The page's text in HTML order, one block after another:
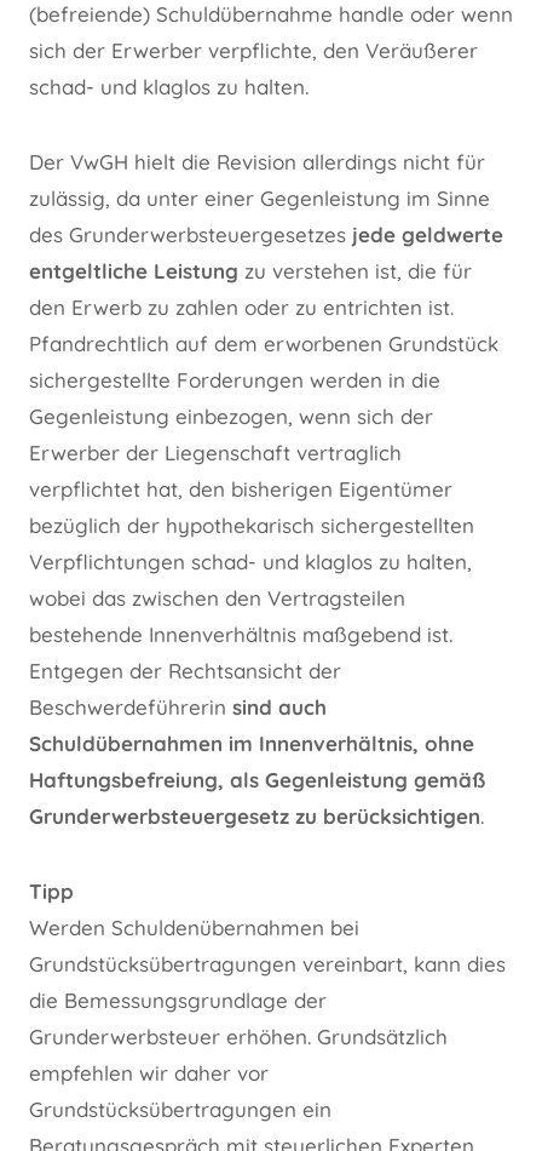
(befreiende) Schuldübernahme handle oder wenn
sich der Erwerber verpflichte, den Veräußerer
schad- und klaglos zu halten.
Der VwGH hielt die Revision allerdings nicht für
zulässig, da unter einer Gegenleistung im Sinne
des Grunderwerbsteuergesetzes jede geldwerte
entgeltliche Leistung zu verstehen ist, die für
den Erwerb zu zahlen oder zu entrichten ist.
Pfandrechtlich auf dem erworbenen Grundstück
sichergestellte Forderungen werden in die
Gegenleistung einbezogen, wenn sich der
Erwerber der Liegenschaft vertraglich
verpflichtet hat, den bisherigen Eigentümer
bezüglich der hypothekarisch sichergestellten
Verpflichtungen schad- und klaglos zu halten,
wobei das zwischen den Vertragsteilen
bestehende Innenverhältnis maßgebend ist.
Entgegen der Rechtsansicht der
Beschwerdeführerin sind auch
Schuldübernahmen im Innenverhältnis, ohne
Haftungsbefreiung, als Gegenleistung gemäß
Grunderwerbsteuergesetz zu berücksichtigen.
Tipp
Werden Schuldenübernahmen bei
Grundstücksübertragungen vereinbart, kann dies
die Bemessungsgrundlage der
Grunderwerbsteuer erhöhen. Grundsätzlich
empfehlen wir daher vor
Grundstücksübertragungen ein
Beratungsgespräch mit steuerlichen Experten,